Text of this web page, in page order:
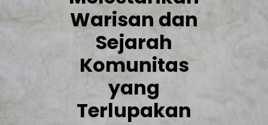
Warisan dan
Sejarah
Komunitas
yang
Terlupakan